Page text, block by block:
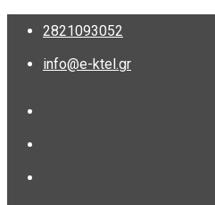
2821093052
info@e-ktel.gr